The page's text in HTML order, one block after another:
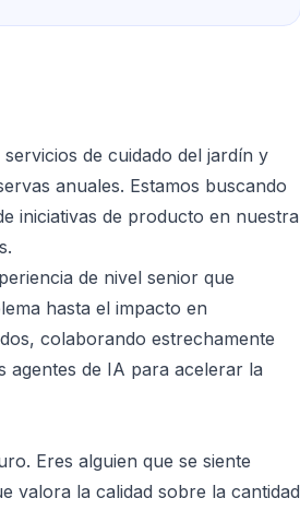
de cuidado del jardín y
anuales. Estamos buscando
iniciativas de producto en nuestra
de nivel senior que
hasta el impacto en
colaborando estrechamente
agentes de IA para acelerar la
Eres alguien que se siente
valora la calidad sobre la cantidad